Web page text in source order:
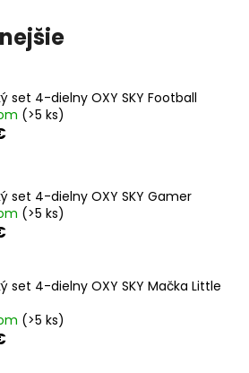
set 4-dielny OXY SKY Football
(>5 ks)
set 4-dielny OXY SKY Gamer
(>5 ks)
set 4-dielny OXY SKY Mačka Little
(>5 ks)
HĽADAŤ